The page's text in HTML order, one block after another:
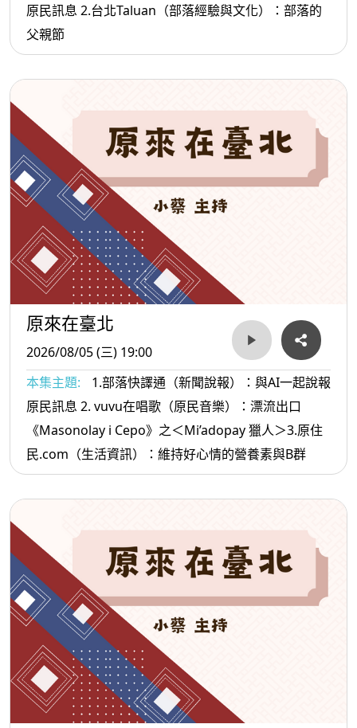
原民訊息 2.台北Taluan（部落經驗與文化）：部落的
父親節
原來在臺北
2026/08/05 (三) 19:00
本集主題:
1.部落快譯通（新聞說報）：與AI一起說報
原民訊息 2. vuvu在唱歌（原民音樂）：漂流出口
《Masonolay i Cepo》之＜Mi’adopay 獵人＞3.原住
民.com（生活資訊）：維持好心情的營養素與B群